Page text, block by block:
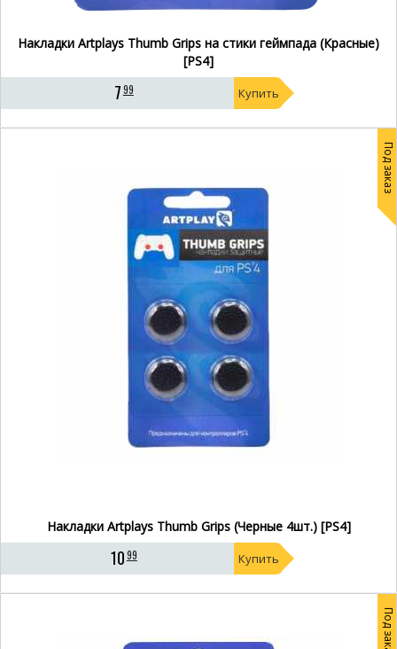
Накладки Artplays Thumb Grips на стики геймпада (Красные)
[PS4]
799 Купить
Под заказ
Накладки Artplays Thumb Grips (Черные 4шт.) [PS4]
1099 Купить
Под заказ